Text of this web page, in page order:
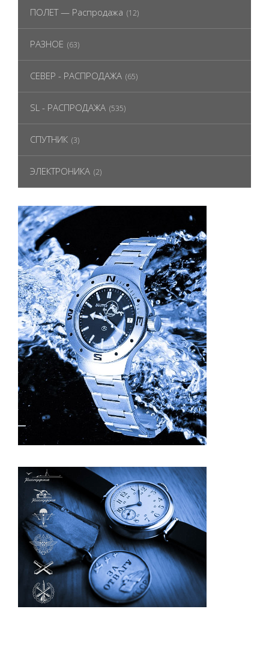
ПОЛЕТ — Распродажа (12)
РАЗНОЕ (63)
СЕВЕР - РАСПРОДАЖА (65)
SL - РАСПРОДАЖА (535)
СПУТНИК (3)
ЭЛЕКТРОНИКА (2)